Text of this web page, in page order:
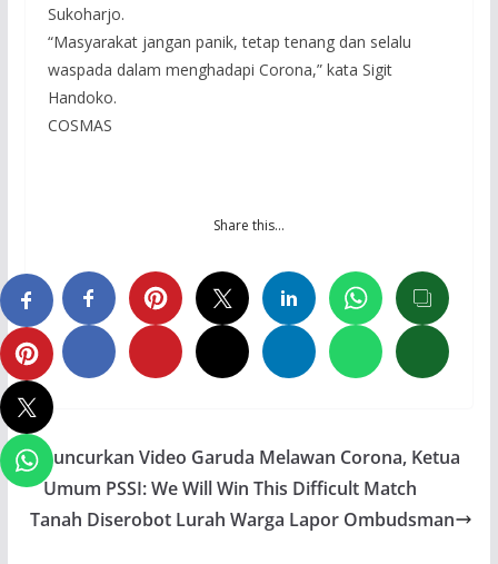
Sukoharjo.
“Masyarakat jangan panik, tetap tenang dan selalu
waspada dalam menghadapi Corona,” kata Sigit
Handoko.
COSMAS
Share this…
Luncurkan Video Garuda Melawan Corona, Ketua
Umum PSSI: We Will Win This Difficult Match
Tanah Diserobot Lurah Warga Lapor Ombudsman